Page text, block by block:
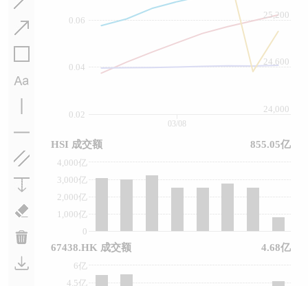
0.02
0.04
0.06
24,000
24,600
25,200
0
1,000亿
2,000亿
3,000亿
4,000亿
4.5亿
6亿
03/08
HSI 成交额 855.05亿
67438.HK 成交额 4.68亿